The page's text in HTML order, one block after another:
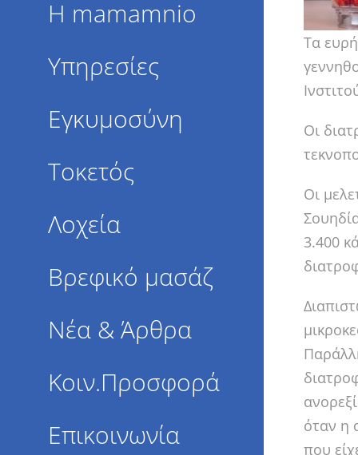
Η mamamnio
Υπηρεσίες
Εγκυμοσύνη
Τοκετός
Λοχεία
Βρεφικό μασάζ
Νέα & Άρθρα
Κοιν.Προσφορά
Επικοινωνία
Τα
Οι
Οι
3.400
όταν η
που